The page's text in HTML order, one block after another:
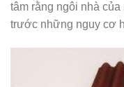
tâm rằng ngôi nhà
trước những nguy cơ